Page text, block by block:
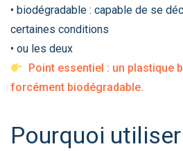
• biodégradable : capable de se
certaines conditions
• ou les deux
Point essentiel : un plastique
forcément biodégradable.
Pourquoi